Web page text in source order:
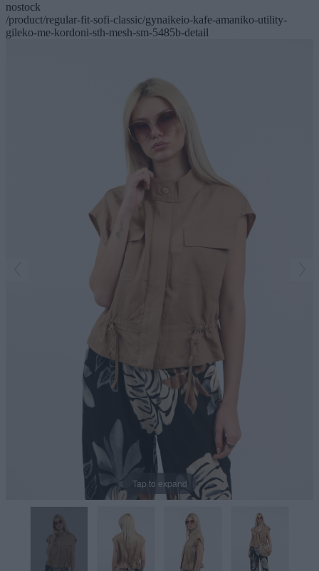
nostock
/product/regular-fit-sofi-classic/gynaikeio-kafe-amaniko-utility-
gileko-me-kordoni-sth-mesh-sm-5485b-detail
Tap to expand